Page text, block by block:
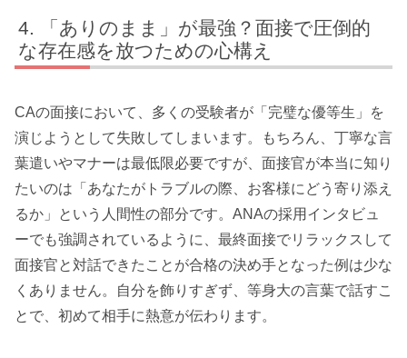
「ありのまま」が最強？面接で圧倒的
な存在感を放つための心構え
CAの面接において、多くの受験者が「完璧な優等生」を
演じようとして失敗してしまいます。もちろん、丁寧な言
葉遣いやマナーは最低限必要ですが、面接官が本当に知り
たいのは「あなたがトラブルの際、お客様にどう寄り添え
るか」という人間性の部分です。ANAの採用インタビュ
ーでも強調されているように、最終面接でリラックスして
面接官と対話できたことが合格の決め手となった例は少な
くありません。自分を飾りすぎず、等身大の言葉で話すこ
とで、初めて相手に熱意が伝わります。